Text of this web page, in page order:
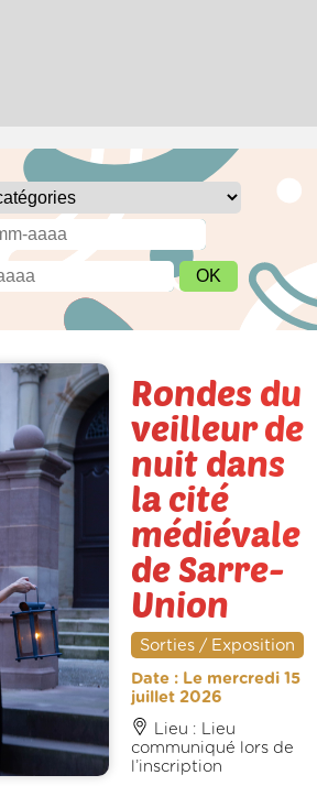
Rondes du
veilleur de
nuit dans
la cité
médiévale
de Sarre-
Union
Sorties / Exposition
Date : Le mercredi 15
juillet 2026
Lieu : Lieu
communiqué lors de
l’inscription